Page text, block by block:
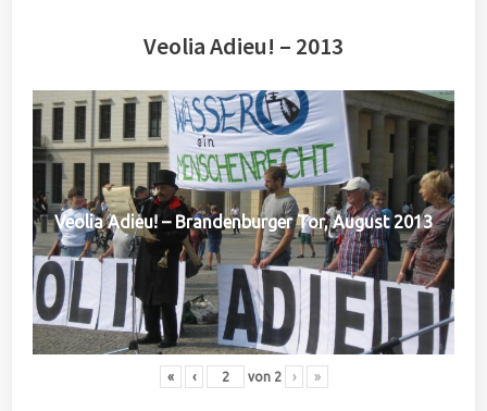
Veolia Adieu! – 2013
Veolia Adieu! – Brandenburger Tor, August 2013
« ‹ von 2 › »